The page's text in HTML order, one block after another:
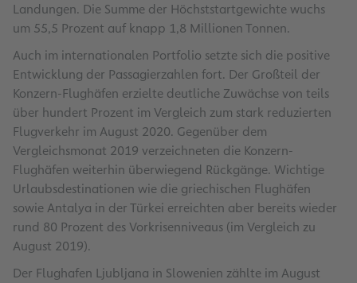
Landungen. Die Summe der Höchststartgewichte wuchs
um 55,5 Prozent auf knapp 1,8 Millionen Tonnen.
Auch im internationalen Portfolio setzte sich die positive
Entwicklung der Passagierzahlen fort. Der Großteil der
Konzern-Flughäfen erzielte deutliche Zuwächse von teils
über hundert Prozent im Vergleich zum stark reduzierten
Flugverkehr im August 2020. Gegenüber dem
Vergleichsmonat 2019 verzeichneten die Konzern-
Flughäfen weiterhin überwiegend Rückgänge. Wichtige
Urlaubsdestinationen wie die griechischen Flughäfen
sowie Antalya in der Türkei erreichten aber bereits wieder
rund 80 Prozent des Vorkrisenniveaus (im Vergleich zu
August 2019).
Der Flughafen Ljubljana in Slowenien zählte im August